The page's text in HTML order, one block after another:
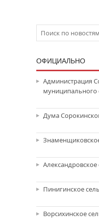
ОФИЦИАЛЬНО
Администрация
муниципального
Дума
Пинигинское
Ворсихинское